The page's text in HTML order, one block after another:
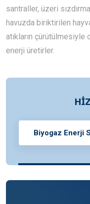
Biyogaz Enerji
santraller, üzeri
havuzda biriktirilen
atıkların çürütülmesiyle
enerji üretirler.